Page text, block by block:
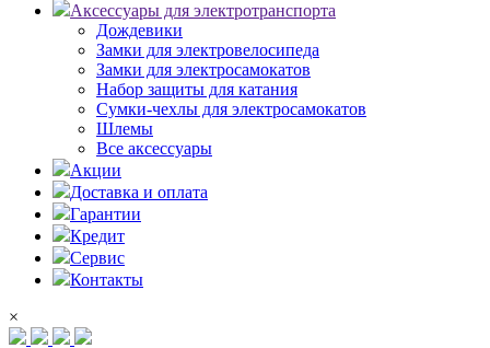
Аксессуары для электротранспорта
Дождевики
Замки для электровелосипеда
Замки для электросамокатов
Набор защиты для катания
Сумки-чехлы для электросамокатов
Шлемы
Все аксессуары
Акции
Доставка и оплата
Гарантии
Кредит
Сервис
Контакты
×